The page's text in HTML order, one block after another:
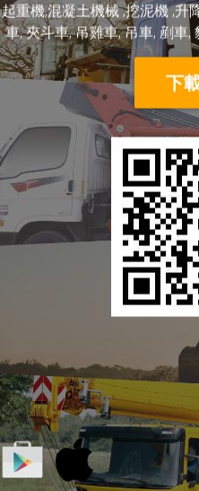
起重機,混凝土機械 ,挖泥機 ,升
車, 夾斗車, 吊雞車, 吊車, 剷車
下